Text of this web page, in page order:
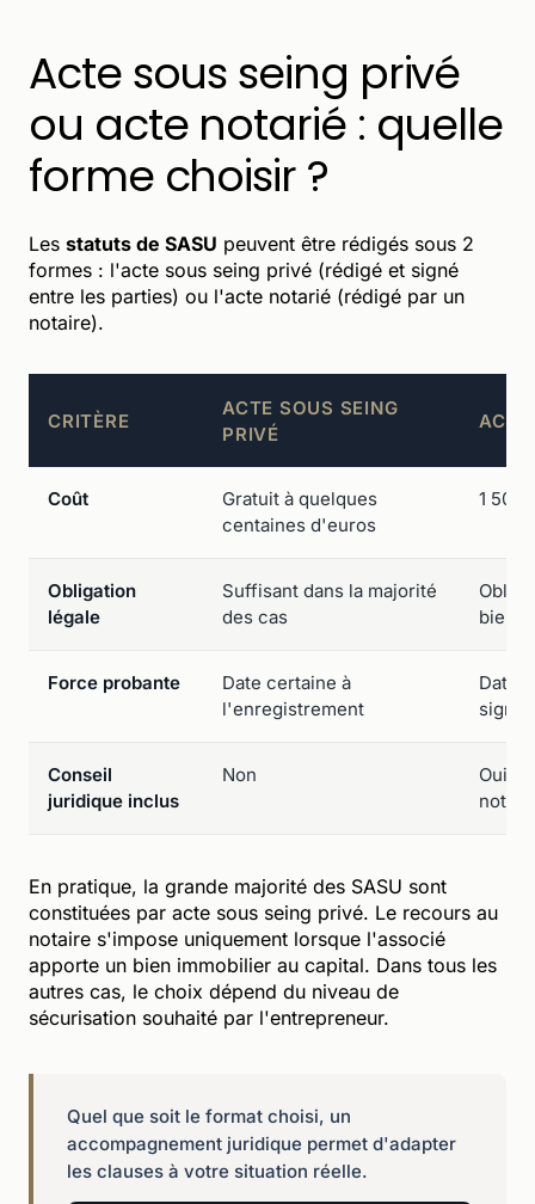
Acte sous seing privé
ou acte notarié : quelle
forme choisir ?
Les statuts de SASU peuvent être rédigés sous 2
formes : l'acte sous seing privé (rédigé et signé
entre les parties) ou l'acte notarié (rédigé par un
notaire).
CRITÈRE
ACTE SOUS SEING
PRIVÉ
ACTE
Coût
Gratuit à quelques
centaines d'euros
1 500
Obligation
légale
Suffisant dans la majorité
des cas
bien
Force probante
Date certaine à
l'enregistrement
Date
Conseil
juridique inclus
Non
Oui
En pratique, la grande majorité des SASU sont
constituées par acte sous seing privé. Le recours au
notaire s'impose uniquement lorsque l'associé
apporte un bien immobilier au capital. Dans tous les
autres cas, le choix dépend du niveau de
sécurisation souhaité par l'entrepreneur.
Quel que soit le format choisi, un
accompagnement juridique permet d'adapter
les clauses à votre situation réelle.